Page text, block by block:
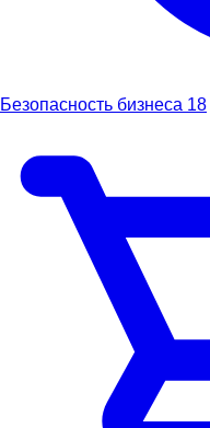
Безопасность бизнеса 18